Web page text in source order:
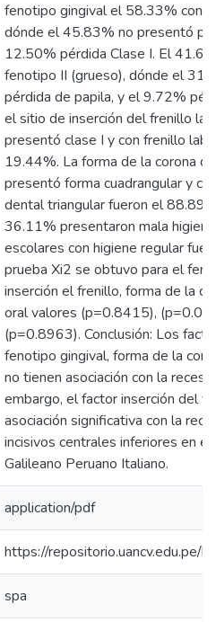
fenotipo gingival el 58.33% con
dónde el 45.83% no presentó
12.50% pérdida Clase I. El
fenotipo II (grueso), dónde el
pérdida de papila, y el 9.72%
el sitio de inserción del frenillo
presentó clase I y con frenillo
19.44%. La forma de la corona
presentó forma cuadrangular y
dental triangular fueron el
36.11% presentaron mala
escolares con higiene regular
prueba Xi2 se obtuvo para el
inserción el frenillo, forma de la
oral valores (p=0.8415),
(p=0.8963). Conclusión: Los
fenotipo gingival, forma de la
no tienen asociación con la
embargo, el factor inserción del
asociación significativa con la
incisivos centrales inferiores en
Galileano Peruano Italiano.
application/pdf
https://repositorio.uancv.edu.pe/
spa